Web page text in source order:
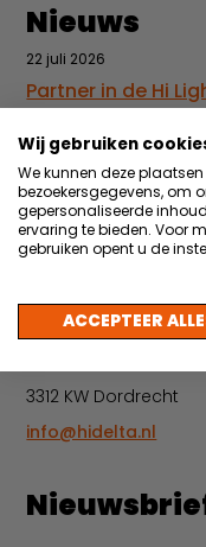
Nieuws
22 juli 2026
Partner in de Hi
met AI
30 juni 2026
Vacature:
administratie
Meer nieuws
Contact
3312 KW Dordrecht
info@hidelta.nl
Wij gebruiken
We kunnen deze
bezoekersgegevens, om
gepersonaliseerde
ervaring te bieden. Voor
gebruiken opent u de
ACCEPTEER